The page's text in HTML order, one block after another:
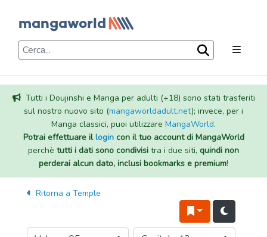
Tutti i Doujinshi e Manga per adulti (+18) sono stati trasferiti
sul nostro nuovo sito (mangaworldadult.net); invece, per i
Manga classici, puoi utilizzare MangaWorld.
Potrai effettuare illogincon il tuo account di MangaWorld
perchè tutti i dati sono condivisi tra i due siti, quindi non
perderai alcun dato, inclusi bookmarks e premium!
Ritorna a Temple